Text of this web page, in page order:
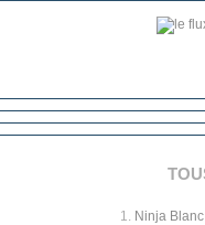
1. Ninja